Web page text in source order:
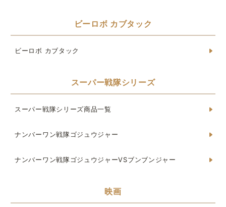
ビーロボ カブタック
ビーロボ カブタック
スーパー戦隊シリーズ
スーパー戦隊シリーズ商品一覧
ナンバーワン戦隊ゴジュウジャー
ナンバーワン戦隊ゴジュウジャーVSブンブンジャー
映画